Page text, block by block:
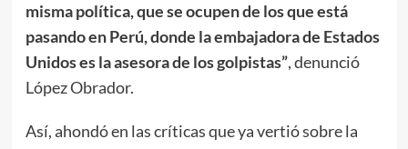
misma política, que se ocupen de los que está
pasando en Perú, donde la embajadora de Estados
Unidos es la asesora de los golpistas”, denunció
López Obrador.
Así, ahondó en las críticas que ya vertió sobre la